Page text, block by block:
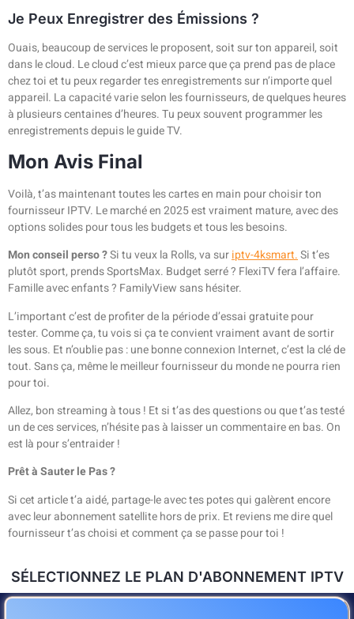
Je Peux Enregistrer des Émissions ?
Ouais, beaucoup de services le proposent, soit sur ton appareil, soit
dans le cloud. Le cloud c’est mieux parce que ça prend pas de place
chez toi et tu peux regarder tes enregistrements sur n’importe quel
appareil. La capacité varie selon les fournisseurs, de quelques heures
à plusieurs centaines d’heures. Tu peux souvent programmer les
enregistrements depuis le guide TV.
Mon Avis Final
Voilà, t’as maintenant toutes les cartes en main pour choisir ton
fournisseur IPTV. Le marché en 2025 est vraiment mature, avec des
options solides pour tous les budgets et tous les besoins.
Mon conseil perso ?Si tu veux la Rolls, va suriptv-4ksmart.Si t’es
plutôt sport, prends SportsMax. Budget serré ? FlexiTV fera l’affaire.
Famille avec enfants ? FamilyView sans hésiter.
L’important c’est de profiter de la période d’essai gratuite pour
tester. Comme ça, tu vois si ça te convient vraiment avant de sortir
les sous. Et n’oublie pas : une bonne connexion Internet, c’est la clé de
tout. Sans ça, même le meilleur fournisseur du monde ne pourra rien
pour toi.
Allez, bon streaming à tous ! Et si t’as des questions ou que t’as testé
un de ces services, n’hésite pas à laisser un commentaire en bas. On
est là pour s’entraider !
Prêt à Sauter le Pas ?
Si cet article t’a aidé, partage-le avec tes potes qui galèrent encore
avec leur abonnement satellite hors de prix. Et reviens me dire quel
fournisseur t’as choisi et comment ça se passe pour toi !
SÉLECTIONNEZ LE PLAN D'ABONNEMENT IPTV